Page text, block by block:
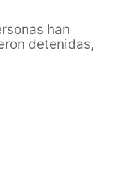
han
detenidas,